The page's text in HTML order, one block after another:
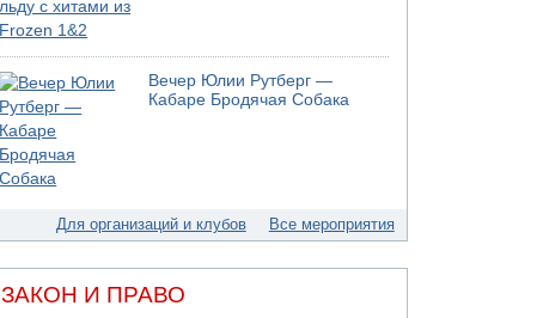
"Религиозного сионизма"
05.08.2026 06:41
Еще один меморандум для Ирана
Вечер Юлии Рутберг —
Кабаре Бродячая Собака
Для организаций и клубов Все мероприятия
ЗАКОН И ПРАВО